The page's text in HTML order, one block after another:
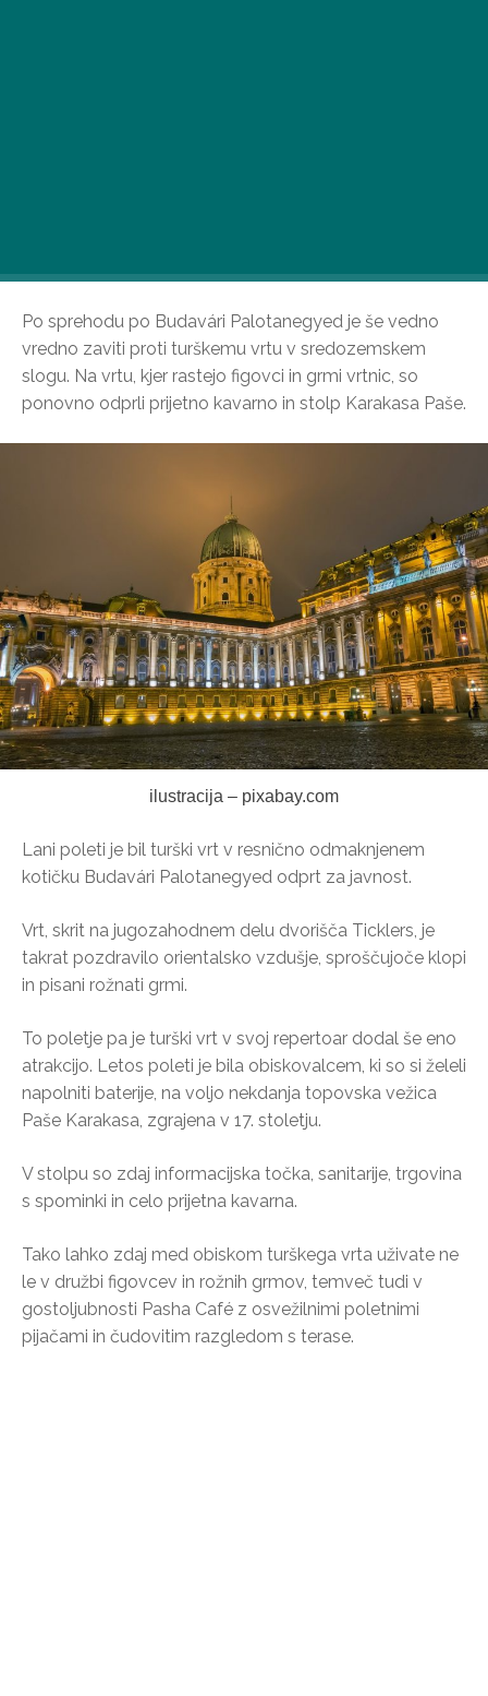
Po sprehodu po Budavári Palotanegyed je še vedno
vredno zaviti proti turškemu vrtu v sredozemskem
slogu. Na vrtu, kjer rastejo figovci in grmi vrtnic, so
ponovno odprli prijetno kavarno in stolp Karakasa Paše.
ilustracija – pixabay.com
Lani poleti je bil turški vrt v resnično odmaknjenem
kotičku Budavári Palotanegyed odprt za javnost.
Vrt, skrit na jugozahodnem delu dvorišča Ticklers, je
takrat pozdravilo orientalsko vzdušje, sproščujoče klopi
in pisani rožnati grmi.
To poletje pa je turški vrt v svoj repertoar dodal še eno
atrakcijo. Letos poleti je bila obiskovalcem, ki so si želeli
napolniti baterije, na voljo nekdanja topovska vežica
Paše Karakasa, zgrajena v 17. stoletju.
V stolpu so zdaj informacijska točka, sanitarije, trgovina
s spominki in celo prijetna kavarna.
Tako lahko zdaj med obiskom turškega vrta uživate ne
le v družbi figovcev in rožnih grmov, temveč tudi v
gostoljubnosti Pasha Café z osvežilnimi poletnimi
pijačami in čudovitim razgledom s terase.